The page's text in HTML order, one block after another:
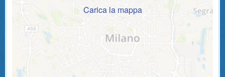
Carica la mappa